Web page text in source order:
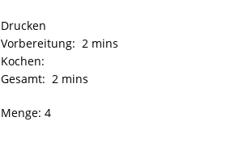
Drucken
Vorbereitung: 2 mins
Kochen:
Gesamt: 2 mins
Menge: 4